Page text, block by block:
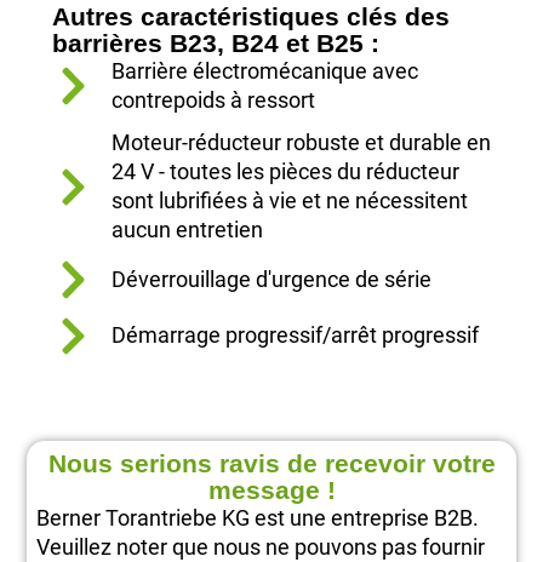
Autres caractéristiques clés des
barrières B23, B24 et B25 :
Barrière électromécanique avec
contrepoids à ressort
Moteur-réducteur robuste et durable en
24 V - toutes les pièces du réducteur
sont lubrifiées à vie et ne nécessitent
aucun entretien
Déverrouillage d'urgence de série
Démarrage progressif/arrêt progressif
Nous serions ravis de recevoir votre
message !
Berner Torantriebe KG est une entreprise B2B.
Veuillez noter que nous ne pouvons pas fournir